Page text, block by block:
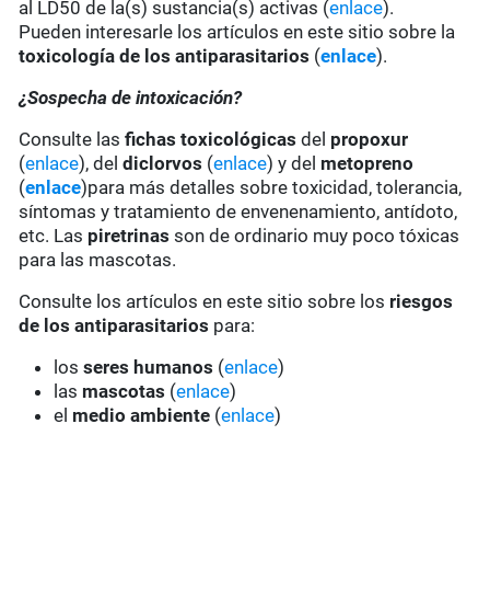
al LD50 de la(s) sustancia(s) activas (enlace).
Pueden interesarle los artículos en este sitio sobre la
toxicología de los antiparasitarios (enlace).
¿Sospecha de intoxicación?
Consulte lasfichas toxicológicas del propoxur
(enlace), deldiclorvos (enlace) y del metopreno
(enlace)para más detalles sobre toxicidad, tolerancia,
síntomas y tratamiento de envenenamiento, antídoto,
etc. Las piretrinas son de ordinario muy poco tóxicas
para las mascotas.
Consulte los artículos en este sitio sobre los riesgos
de los antiparasitarios para:
losseres humanos (enlace)
las mascotas (enlace)
el medio ambiente (enlace)